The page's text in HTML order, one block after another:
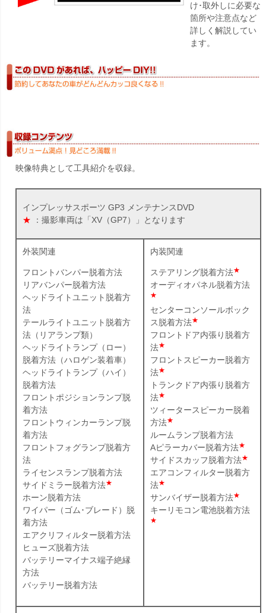
け･取外しに必要な
箇所や注意点など
詳しく解説してい
ます。
映像特典として工具紹介を収録。
インプレッサスポーツ GP3 メンテナンスDVD
★ ：撮影車両は「XV（GP7）」となります
外装関連
フロントバンパー脱着方法
リアバンパー脱着方法
ヘッドライトユニット脱着方
法
テールライトユニット脱着方
法（リアランプ類）
ヘッドライトランプ（ロー）
脱着方法（ハロゲン装着車）
ヘッドライトランプ（ハイ）
脱着方法
フロントポジションランプ脱
着方法
フロントウィンカーランプ脱
着方法
フロントフォグランプ脱着方
法
ライセンスランプ脱着方法
サイドミラー脱着方法★
ホーン脱着方法
ワイパー（ゴム･ブレード）脱
着方法
エアクリフィルター脱着方法
ヒューズ脱着方法
バッテリーマイナス端子絶縁
方法
バッテリー脱着方法
内装関連
ステアリング脱着方法★
オーディオパネル脱着方法
★
センターコンソールボック
ス脱着方法★
フロントドア内張り脱着方
法★
フロントスピーカー脱着方
法★
トランクドア内張り脱着方
法★
ツィータースピーカー脱着
方法★
ルームランプ脱着方法
Aピラーカバー脱着方法★
サイドスカッフ脱着方法★
エアコンフィルター脱着方
法★
サンバイザー脱着方法★
キーリモコン電池脱着方法
★